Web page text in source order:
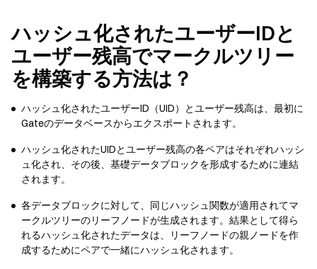
ハッシュ化されたユーザーIDと
ユーザー残高でマークルツリー
を構築する方法は？
ハッシュ化されたユーザーID（UID）とユーザー残高は、最初に
Gateのデータベースからエクスポートされます。
ハッシュ化されたUIDとユーザー残高の各ペアはそれぞれハッシ
ュ化され、その後、基礎データブロックを形成するために連結
されます。
各データブロックに対して、同じハッシュ関数が適用されてマ
ークルツリーのリーフノードが生成されます。結果として得ら
れるハッシュ化されたデータは、リーフノードの親ノードを作
成するためにペアで一緒にハッシュ化されます。